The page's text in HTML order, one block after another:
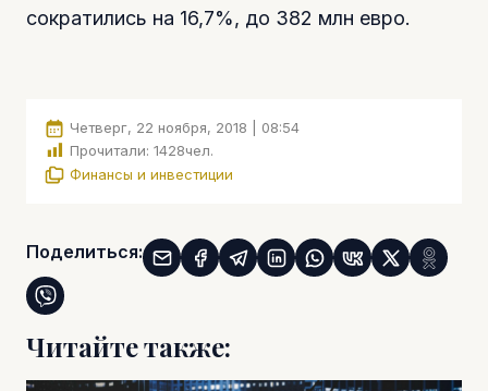
сократились на 16,7%, до 382 млн евро.
Четверг, 22 ноября, 2018 | 08:54
Прочитали: 1428чел.
Финансы и инвестиции
Поделиться:
Читайте также: